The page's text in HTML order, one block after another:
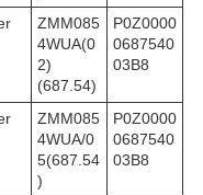
ZMM085
4WUA(0
2)
(687.54)
P0Z0000
0687540
03B8
ZMM085
4WUA/0
5(687.54
)
P0Z0000
0687540
03B8